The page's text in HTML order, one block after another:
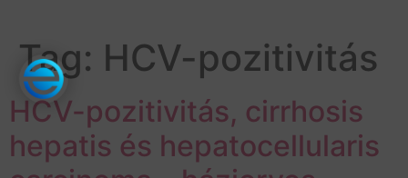
Tag: HCV-pozitivitás
HCV-pozitivitás, cirrhosis
hepatis és hepatocellularis